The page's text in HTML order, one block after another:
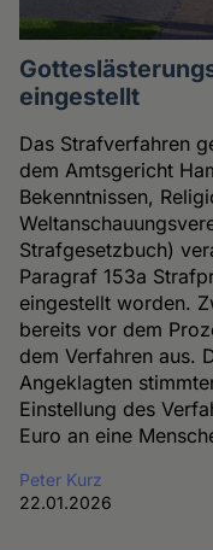
eingestellt
Das Strafverfahren
dem Amtsgericht
Bekenntnissen,
Strafgesetzbuch)
Paragraf 153a
eingestellt worden.
bereits vor dem
dem Verfahren aus.
Angeklagten
Einstellung des
Euro an eine
Peter Kurz
22.01.2026